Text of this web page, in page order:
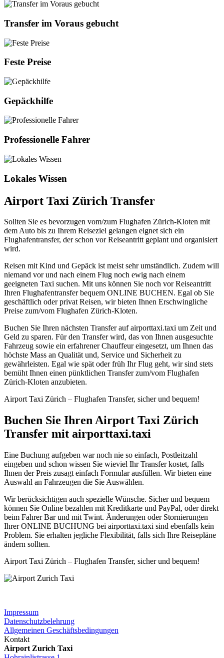
Transfer im Voraus gebucht
Feste Preise
Gepäckhilfe
Professionelle Fahrer
Lokales Wissen
Airport Taxi Zürich Transfer
Sollten Sie es bevorzugen vom/zum Flughafen Zürich-Kloten mit
dem Auto bis zu Ihrem Reiseziel gelangen eignet sich ein
Flughafentransfer, der schon vor Reiseantritt geplant und organisiert
wird.
Reisen mit Kind und Gepäck ist meist sehr umständlich. Zudem will
niemand vor und nach einem Flug noch ewig nach einem
geeigneten Taxi suchen. Mit uns können Sie noch vor Reiseantritt
Ihren Flughafentransfer bequem ONLINE BUCHEN. Egal ob Sie
geschäftlich oder privat Reisen, wir bieten Ihnen Erschwingliche
Preise zum/vom Flughafen Zürich-Kloten.
Buchen Sie Ihren nächsten Transfer auf airporttaxi.taxi um Zeit und
Geld zu sparen. Für den Transfer wird, das von Ihnen ausgesuchte
Fahrzeug sowie ein erfahrener Chauffeur eingesetzt, um Ihnen das
höchste Mass an Qualität und, Service und Sicherheit zu
gewährleisten. Egal wie spät oder früh Ihr Flug geht, wir sind stets
bemüht Ihnen einen pünktlichen Transfer zum/vom Flughafen
Zürich-Kloten anzubieten.
Airport Taxi Zürich – Flughafen Transfer, sicher und bequem!
Buchen Sie Ihren Airport Taxi Zürich
Transfer mit airporttaxi.taxi
Eine Buchung aufgeben war noch nie so einfach, Postleitzahl
eingeben und schon wissen Sie wieviel Ihr Transfer kostet, falls
Ihnen der Preis zusagt einfach Formular ausfüllen. Wir bieten eine
Auswahl an Fahrzeugen die Sie Auswählen.
Wir berücksichtigen auch spezielle Wünsche. Sicher und bequem
können Sie Online bezahlen mit Kreditkarte und PayPal, oder direkt
beim Fahrer Bar und mit Twint. Änderungen oder Stornierungen
Ihrer ONLINE BUCHUNG bei airporttaxi.taxi sind ebenfalls kein
Problem. Sie erhalten jegliche Flexibilität, falls sich Ihre Reisepläne
ändern sollten.
Airport Taxi Zürich – Flughafen Transfer, sicher und bequem!
Impressum
Datenschutzbelehrung
Allgemeinen Geschäftsbedingungen
Kontakt
Airport Zurich Taxi